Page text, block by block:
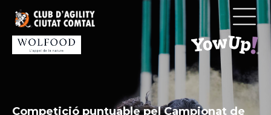
contingut
Competició puntuable pel Campionat de